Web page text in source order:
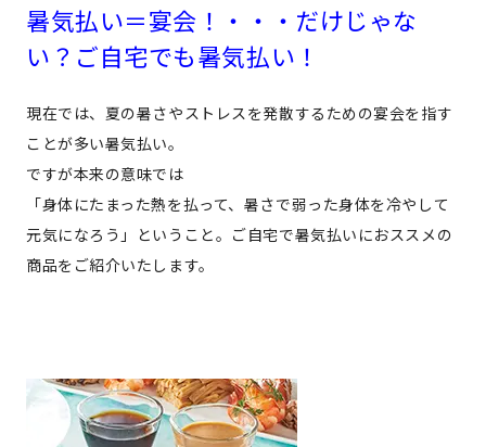
暑気払い＝宴会！・・・だけじゃな
い？ご自宅でも暑気払い！
現在では、夏の暑さやストレスを発散するための宴会を指す
ことが多い暑気払い。
ですが本来の意味では
「身体にたまった熱を払って、暑さで弱った身体を冷やして
元気になろう」ということ。ご自宅で暑気払いにおススメの
商品をご紹介いたします。